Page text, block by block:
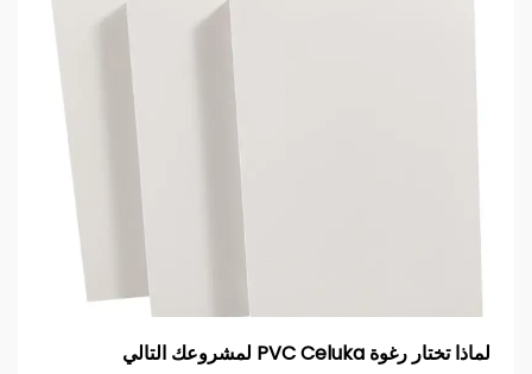
لماذا تختار رغوة PVC Celuka لمشروعك التالي